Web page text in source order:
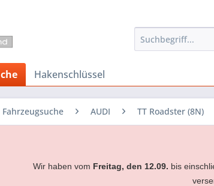
Hakenschlüssel
Fahrzeugsuche AUDI TT Roadster (8N)
Wir haben vom Freitag, den 12.09. bis